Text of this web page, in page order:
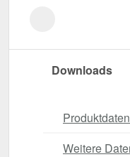
Downloads
Weitere